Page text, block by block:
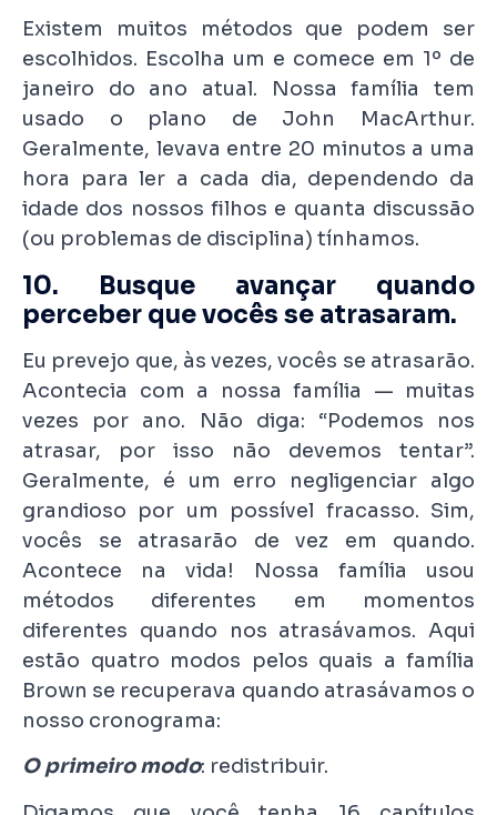
Existem muitos métodos que podem ser
escolhidos. Escolha um e comece em 1º de
janeiro do ano atual. Nossa família tem
usado o plano de John MacArthur.
Geralmente, levava entre 20 minutos a uma
hora para ler a cada dia, dependendo da
idade dos nossos filhos e quanta discussão
(ou problemas de disciplina) tínhamos.
10. Busque avançar quando
perceber que vocês se atrasaram.
Eu prevejo que, às vezes, vocês se atrasarão.
Acontecia com a nossa família — muitas
vezes por ano. Não diga: “Podemos nos
atrasar, por isso não devemos tentar”.
Geralmente, é um erro negligenciar algo
grandioso por um possível fracasso. Sim,
vocês se atrasarão de vez em quando.
Acontece na vida! Nossa família usou
métodos diferentes em momentos
diferentes quando nos atrasávamos. Aqui
estão quatro modos pelos quais a família
Brown se recuperava quando atrasávamos o
nosso cronograma:
O primeiro modo: redistribuir.